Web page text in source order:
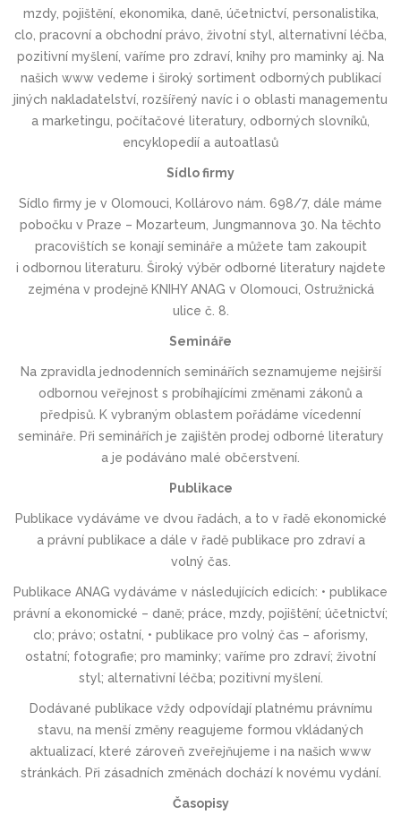
mzdy, pojištění, ekonomika, daně, účetnictví, personalistika,
clo, pracovní a obchodní právo, životní styl, alternativní léčba,
pozitivní myšlení, vaříme pro zdraví, knihy pro maminky aj. Na
našich www vedeme i široký sortiment odborných publikací
jiných nakladatelství, rozšířený navíc i o oblasti managementu
a marketingu, počítačové literatury, odborných slovníků,
encyklopedií a autoatlasů
Sídlo firmy
Sídlo firmy je v Olomouci, Kollárovo nám. 698/7, dále máme
pobočku v Praze – Mozarteum, Jungmannova 30. Na těchto
pracovištích se konají semináře a můžete tam zakoupit
i odbornou literaturu. Široký výběr odborné literatury najdete
zejména v prodejně KNIHY ANAG v Olomouci, Ostružnická
ulice č. 8.
Semináře
Na zpravidla jednodenních seminářích seznamujeme nejširší
odbornou veřejnost s probíhajícími změnami zákonů a
předpisů. K vybraným oblastem pořádáme vícedenní
semináře. Při seminářích je zajištěn prodej odborné literatury
a je podáváno malé občerstvení.
Publikace
Publikace vydáváme ve dvou řadách, a to v řadě ekonomické
a právní publikace a dále v řadě publikace pro zdraví a
volný čas.
Publikace ANAG vydáváme v následujících edicích: • publikace
právní a ekonomické – daně; práce, mzdy, pojištění; účetnictví;
clo; právo; ostatní, • publikace pro volný čas – aforismy,
ostatní; fotografie; pro maminky; vaříme pro zdraví; životní
styl; alternativní léčba; pozitivní myšlení.
Dodávané publikace vždy odpovídají platnému právnímu
stavu, na menší změny reagujeme formou vkládaných
aktualizací, které zároveň zveřejňujeme i na našich www
stránkách. Při zásadních změnách dochází k novému vydání.
Časopisy